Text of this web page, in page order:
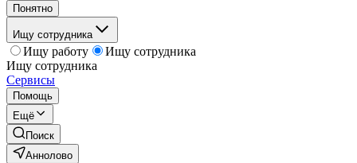
Понятно
Ищу сотрудника
Ищу работу
Ищу сотрудника
Ищу сотрудника
Сервисы
Помощь
Ещё
Поиск
Аннолово